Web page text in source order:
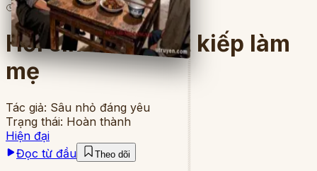
4lượt đọc· 8chương
Hồi sinh sau một kiếp làm
mẹ
Tác giả: Sâu nhỏ đáng yêu
Trạng thái: Hoàn thành
Hiện đại
Đọc từ đầu
Theo dõi